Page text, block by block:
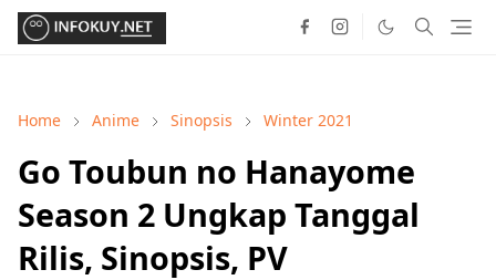
Home Anime Sinopsis Winter 2021
Go Toubun no Hanayome
Season 2 Ungkap Tanggal
Rilis, Sinopsis, PV